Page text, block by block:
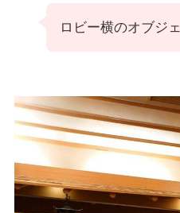
ロビー横のオブジェ